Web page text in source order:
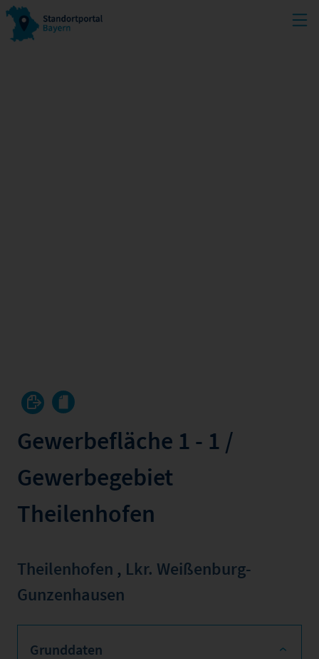
Gewerbefläche 1 - 1 /
Gewerbegebiet
Theilenhofen
Theilenhofen , Lkr. Weißenburg-
Gunzenhausen
Grunddaten